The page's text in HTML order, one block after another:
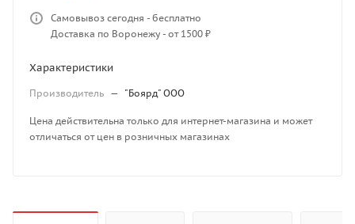
Самовывоз сегодня - бесплатно
Доставка по Воронежу - от 1500 ₽
Характеристики
Производитель — "Боярд" ООО
Цена действительна только для интернет-магазина и может
отличаться от цен в розничных магазинах